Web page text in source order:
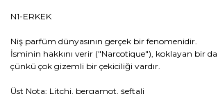
N1-ERKEK
Niş parfüm dünyasının gerçek bir fenomenidir.
İsminin hakkını verir ("Narcotique"), koklayan bir
çünkü çok gizemli bir çekiciliği vardır.
Üst Nota: Litchi, bergamot, şeftali